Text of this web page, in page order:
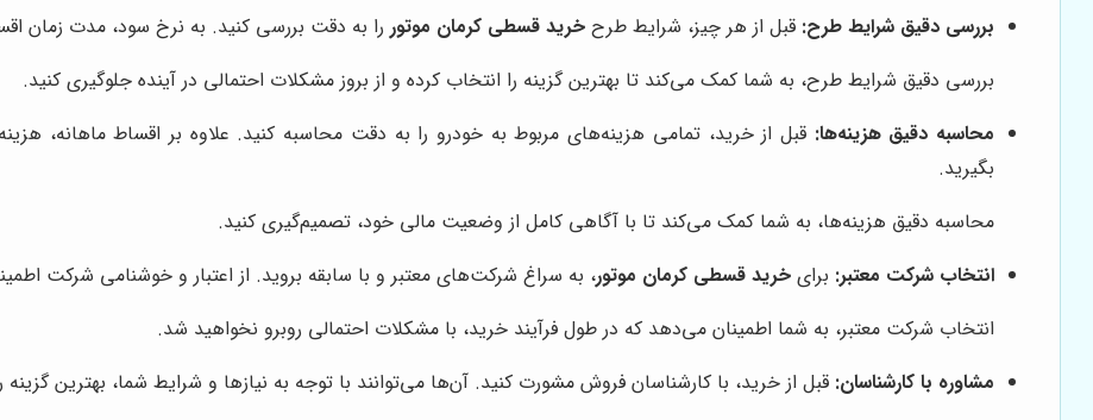
بررسی دقیق شرایط طرح: قبل از هر چیز، شرایط طرح خرید قسطی کرمان موتوررا به دقت بررسی کنید. به نرخ سود، مدت زمان
بررسی دقیق شرایط طرح، به شما کمک می‌کند تا بهترین گزینه را انتخاب کرده و از بروز مشکلات احتمالی در آینده جلوگیری کنید.
محاسبه دقیق هزینه‌ها: قبل از خرید، تمامی هزینه‌های مربوط به خودرو را به دقت محاسبه کنید. علاوه بر اقساط ماهانه،
بگیرید.
محاسبه دقیق هزینه‌ها، به شما کمک می‌کند تا با آگاهی کامل از وضعیت مالی خود، تصمیم‌گیری کنید.
انتخاب شرکت معتبر: برای خرید قسطی کرمان موتور، به سراغ شرکت‌های معتبر و با سابقه بروید. از اعتبار و خوشنامی شرکت
انتخاب شرکت معتبر، به شما اطمینان می‌دهد که در طول فرآیند خرید، با مشکلات احتمالی روبرو نخواهید شد.
مشاوره با کارشناسان: قبل از خرید، با کارشناسان فروش مشورت کنید. آن‌ها می‌توانند با توجه به نیازها و شرایط شما، بهترین گزینه